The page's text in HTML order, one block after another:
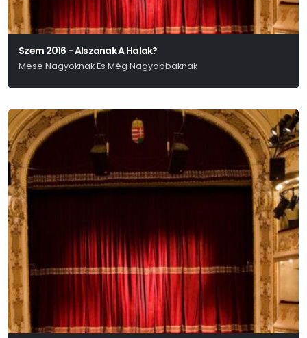
Szem 2016 - Alszanak A Halak?
Mese Nagyoknak És Még Nagyobbaknak